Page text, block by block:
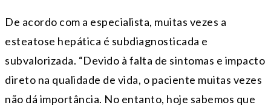
De acordo com a especialista, muitas vezes a
esteatose hepática é subdiagnosticada e
subvalorizada. “Devido à falta de sintomas e impacto
direto na qualidade de vida, o paciente muitas vezes
não dá importância. No entanto, hoje sabemos que